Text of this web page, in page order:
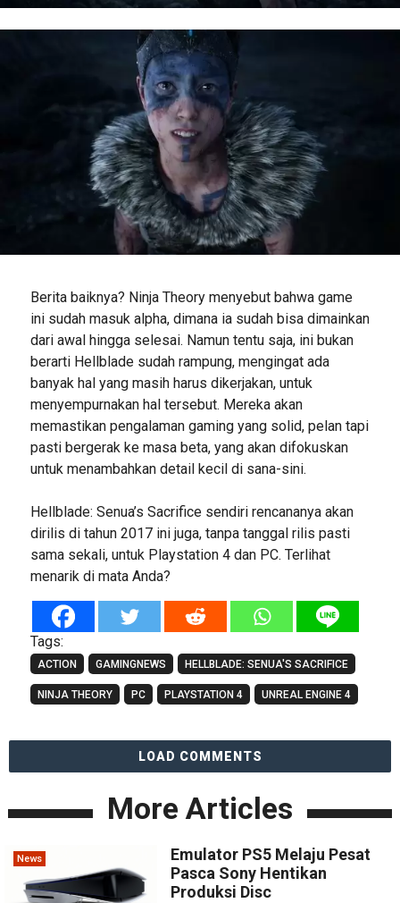
Berita baiknya? Ninja Theory menyebut bahwa game
ini sudah masuk alpha, dimana ia sudah bisa dimainkan
dari awal hingga selesai. Namun tentu saja, ini bukan
berarti Hellblade sudah rampung, mengingat ada
banyak hal yang masih harus dikerjakan, untuk
menyempurnakan hal tersebut. Mereka akan
memastikan pengalaman gaming yang solid, pelan tapi
pasti bergerak ke masa beta, yang akan difokuskan
untuk menambahkan detail kecil di sana-sini.
Hellblade: Senua’s Sacrifice sendiri rencananya akan
dirilis di tahun 2017 ini juga, tanpa tanggal rilis pasti
sama sekali, untuk Playstation 4 dan PC. Terlihat
menarik di mata Anda?
Tags:
ACTION GAMINGNEWS HELLBLADE: SENUA'S SACRIFICE
NINJA THEORY PC PLAYSTATION 4 UNREAL ENGINE 4
LOAD COMMENTS
More Articles
News
Emulator PS5 Melaju Pesat
Pasca Sony Hentikan
Produksi Disc